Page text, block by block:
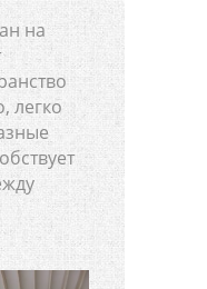
на
легко